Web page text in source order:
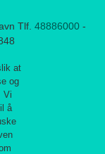
Tlf. 48886000 -
at
og
Vi
å